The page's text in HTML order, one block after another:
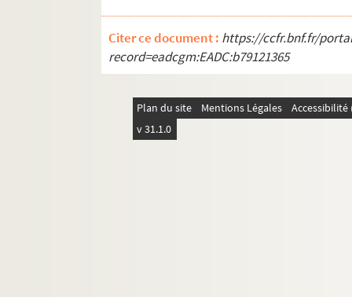
Citer ce document : https://ccfr.bnf.fr/
record=eadcgm:EADC:b79121365
Plan du site Mentions Légales
v 31.1.0